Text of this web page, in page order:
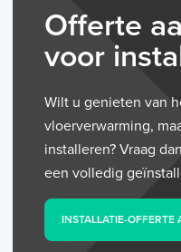
Offerte
voor
Wilt u genieten van
vloerverwarming,
installeren? Vraag
een volledig
INSTALLATIE-OFFERTE